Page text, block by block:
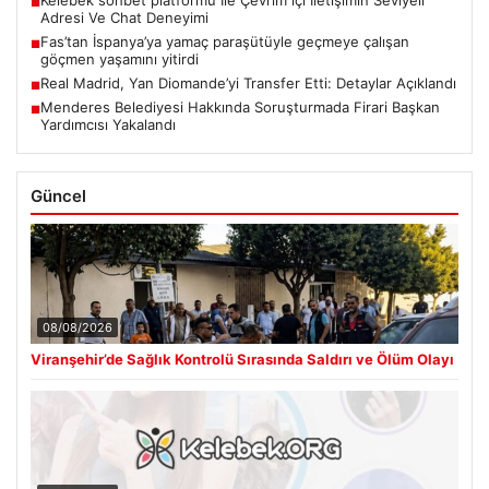
Adresi Ve Chat Deneyimi
■Fas’tan İspanya’ya yamaç paraşütüyle geçmeye çalışan
göçmen yaşamını yitirdi
■Real Madrid, Yan Diomande’yi Transfer Etti: Detaylar Açıklandı
■Menderes Belediyesi Hakkında Soruşturmada Firari Başkan
Yardımcısı Yakalandı
Güncel
08/08/2026
Viranşehir’de Sağlık Kontrolü Sırasında Saldırı ve Ölüm Olayı